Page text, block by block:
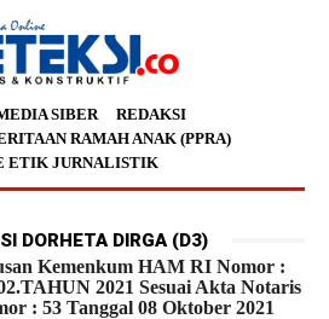
SIBER
REDAKSI
RAMAH ANAK (PPRA)
ETIK JURNALISTIK
DORHETA DIRGA (D3)
Kemenkum HAM RI Nomor :
2021 Sesuai Akta Notaris
: 53 Tanggal 08 Oktober 2021